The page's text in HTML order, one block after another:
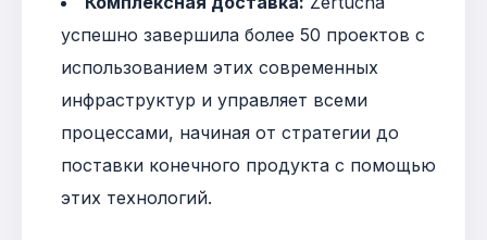
успешно завершила более 50 проектов с
использованием этих современных
инфраструктур и управляет всеми
процессами, начиная от стратегии до
поставки конечного продукта с помощью
этих технологий.